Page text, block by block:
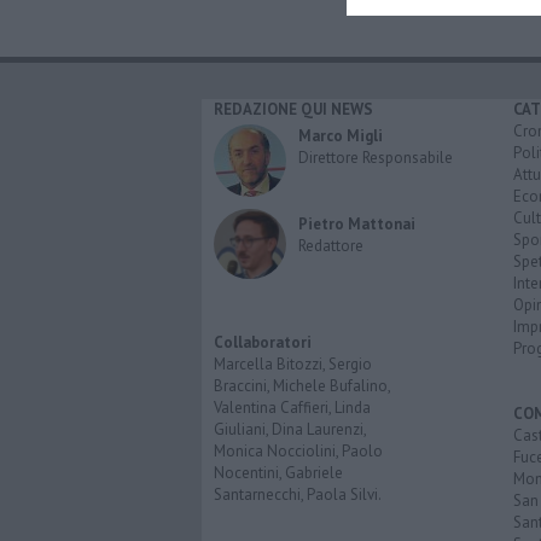
REDAZIONE QUI NEWS
Marco Migli
Direttore Responsabile
Pietro Mattonai
Redattore
Collaboratori
Marcella Bitozzi, Sergio
Braccini, Michele Bufalino,
Valentina Caffieri, Linda
Giuliani, Dina Laurenzi,
Monica Nocciolini, Paolo
Nocentini, Gabriele
Santarnecchi, Paola Silvi.